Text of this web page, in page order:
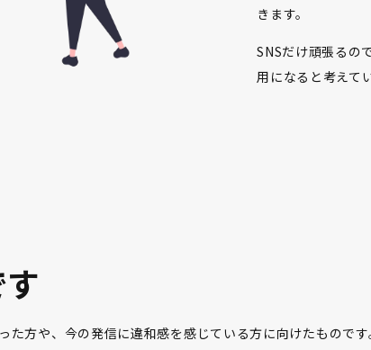
きます。
SNSだけ頑張るの
用になると考えて
方や、今の発信に違和感を感じている方に向けたものです